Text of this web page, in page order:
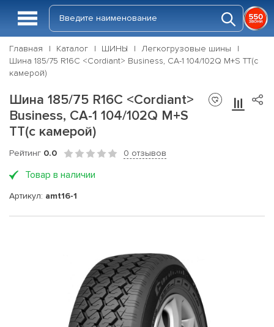
Главная Каталог ШИНЫ
Легкогрузовые шины
Шина 185/75 R16C <Cordiant> Business, CA-1 104/102Q M+S TT(с
камерой)
Шина 185/75 R16C <Cordiant>
Business, CA-1 104/102Q M+S
TT(с камерой)
Рейтинг 0.0 0 отзывов
Товар в наличии
Артикул: amt16-1